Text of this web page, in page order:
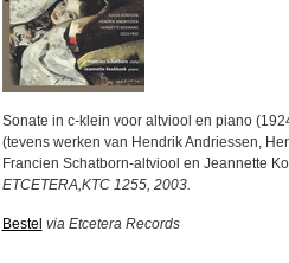
Sonate in c-klein voor altviool en piano
(tevens werken van Hendrik Andriessen,
Francien Schatborn-altviool en Jeannette
ETCETERA,KTC 1255, 2003.
Bestel via Etcetera Records